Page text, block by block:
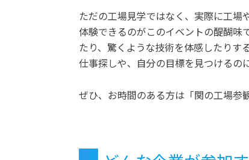
ただの工場見学ではなく、実際に工場
体験できるのがこのイベントの醍醐味
たり、驚くような技術を体感したりす
仕事探しや、自分の目標を見つけるの
ぜひ、お時間のある方は「関の工場参